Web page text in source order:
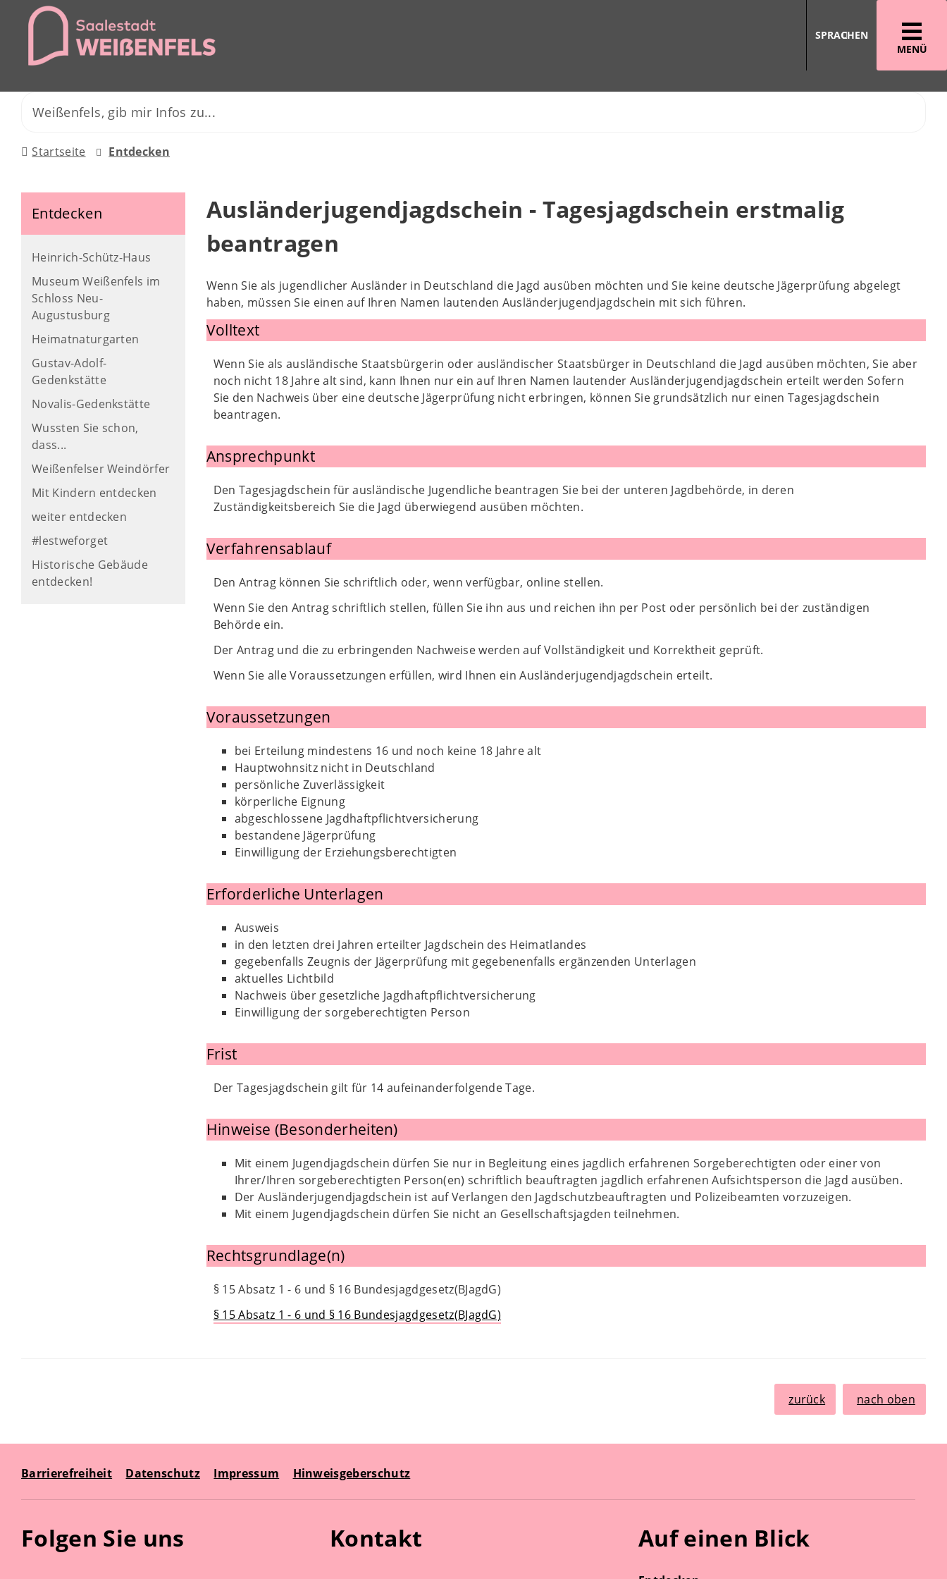
MENÜ
SPRACHEN
Startseite Entdecken
Entdecken
Heinrich-Schütz-Haus
Museum Weißenfels im
Schloss Neu-
Augustusburg
Heimatnaturgarten
Gustav-Adolf-
Gedenkstätte
Novalis-Gedenkstätte
Wussten Sie schon,
dass...
Weißenfelser Weindörfer
Mit Kindern entdecken
weiter entdecken
#lestweforget
Historische Gebäude
entdecken!
Ausländerjugendjagdschein - Tagesjagdschein erstmalig
beantragen
Wenn Sie als jugendlicher Ausländer in Deutschland die Jagd ausüben möchten und Sie keine deutsche Jägerprüfung abgelegt
haben, müssen Sie einen auf Ihren Namen lautenden Ausländerjugendjagdschein mit sich führen.
Volltext
Wenn Sie als ausländische Staatsbürgerin oder ausländischer Staatsbürger in Deutschland die Jagd ausüben möchten, Sie aber
noch nicht 18 Jahre alt sind, kann Ihnen nur ein auf Ihren Namen lautender Ausländerjugendjagdschein erteilt werden Sofern
Sie den Nachweis über eine deutsche Jägerprüfung nicht erbringen, können Sie grundsätzlich nur einen Tagesjagdschein
beantragen.
Ansprechpunkt
Den Tagesjagdschein für ausländische Jugendliche beantragen Sie bei der unteren Jagdbehörde, in deren
Zuständigkeitsbereich Sie die Jagd überwiegend ausüben möchten.
Verfahrensablauf
Den Antrag können Sie schriftlich oder, wenn verfügbar, online stellen.
Wenn Sie den Antrag schriftlich stellen, füllen Sie ihn aus und reichen ihn per Post oder persönlich bei der zuständigen
Behörde ein.
Der Antrag und die zu erbringenden Nachweise werden auf Vollständigkeit und Korrektheit geprüft.
Wenn Sie alle Voraussetzungen erfüllen, wird Ihnen ein Ausländerjugendjagdschein erteilt.
Voraussetzungen
bei Erteilung mindestens 16 und noch keine 18 Jahre alt
Hauptwohnsitz nicht in Deutschland
persönliche Zuverlässigkeit
körperliche Eignung
abgeschlossene Jagdhaftpflichtversicherung
bestandene Jägerprüfung
Einwilligung der Erziehungsberechtigten
Erforderliche Unterlagen
Ausweis
in den letzten drei Jahren erteilter Jagdschein des Heimatlandes
gegebenfalls Zeugnis der Jägerprüfung mit gegebenenfalls ergänzenden Unterlagen
aktuelles Lichtbild
Nachweis über gesetzliche Jagdhaftpflichtversicherung
Einwilligung der sorgeberechtigten Person
Frist
Der Tagesjagdschein gilt für 14 aufeinanderfolgende Tage.
Hinweise (Besonderheiten)
Mit einem Jugendjagdschein dürfen Sie nur in Begleitung eines jagdlich erfahrenen Sorgeberechtigten oder einer von
Ihrer/Ihren sorgeberechtigten Person(en) schriftlich beauftragten jagdlich erfahrenen Aufsichtsperson die Jagd ausüben.
Der Ausländerjugendjagdschein ist auf Verlangen den Jagdschutzbeauftragten und Polizeibeamten vorzuzeigen.
Mit einem Jugendjagdschein dürfen Sie nicht an Gesellschaftsjagden teilnehmen.
Rechtsgrundlage(n)
§ 15 Absatz 1 - 6 und § 16 Bundesjagdgesetz(BJagdG)
§ 15 Absatz 1 - 6 und § 16 Bundesjagdgesetz(BJagdG)
zurück nach oben
Barrierefreiheit Datenschutz Impressum Hinweisgeberschutz
Folgen Sie uns Kontakt Auf einen Blick